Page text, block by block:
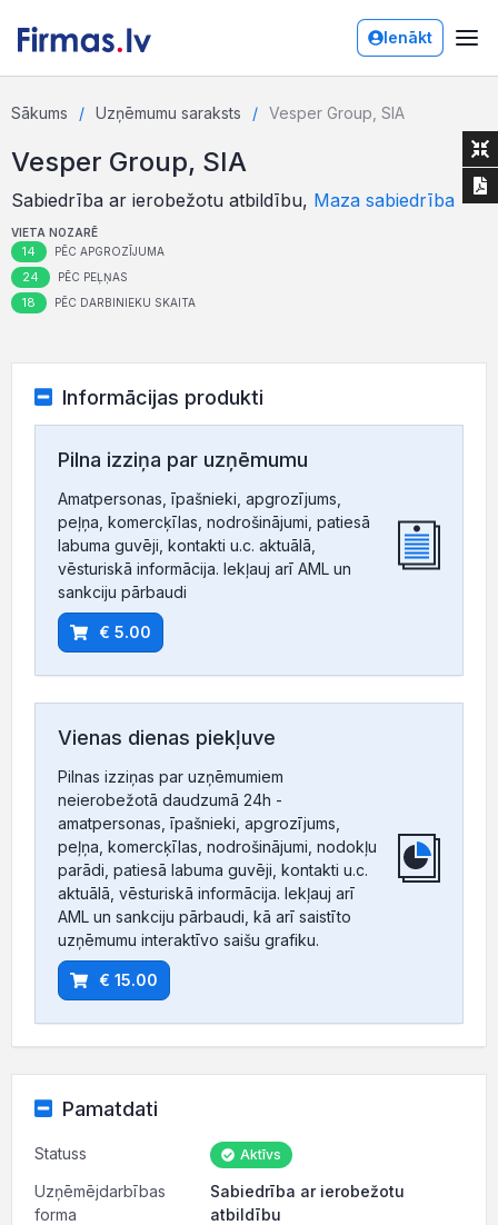
Ienākt
Sākums Uzņēmumu saraksts Vesper Group, SIA
Vesper Group, SIA
Sabiedrība ar ierobežotu atbildību, Maza sabiedrība
VIETA NOZARĒ
14 PĒC APGROZĪJUMA
24 PĒC PEĻŅAS
18 PĒC DARBINIEKU SKAITA
Informācijas produkti
Pilna izziņa par uzņēmumu
Amatpersonas, īpašnieki, apgrozījums,
peļņa, komercķīlas, nodrošinājumi, patiesā
labuma guvēji, kontakti u.c. aktuālā,
vēsturiskā informācija. Iekļauj arī AML un
sankciju pārbaudi
€ 5.00
Vienas dienas piekļuve
Pilnas izziņas par uzņēmumiem
neierobežotā daudzumā 24h -
amatpersonas, īpašnieki, apgrozījums,
peļņa, komercķīlas, nodrošinājumi, nodokļu
parādi, patiesā labuma guvēji, kontakti u.c.
aktuālā, vēsturiskā informācija. Iekļauj arī
AML un sankciju pārbaudi, kā arī saistīto
uzņēmumu interaktīvo saišu grafiku.
€ 15.00
Pamatdati
Statuss Aktīvs
Uzņēmējdarbības
forma
Sabiedrība ar ierobežotu
atbildību